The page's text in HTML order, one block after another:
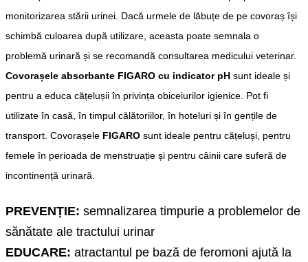
monitorizarea stării urinei. Dacă urmele de lăbuțe de pe covoraș își
schimbă culoarea după utilizare, aceasta poate semnala o
problemă urinară și se recomandă consultarea medicului veterinar.
Covorașele absorbante FIGARO cu indicator pH sunt ideale și
pentru a educa cățelușii în privința obiceiurilor igienice. Pot fi
utilizate în casă, în timpul călătoriilor, în hoteluri și în gențile de
transport. Covorașele FIGARO sunt ideale pentru cățeluși, pentru
femele în perioada de menstruație și pentru câinii care suferă de
incontinență urinară.
PREVENȚIE: semnalizarea timpurie a problemelor de
sănătate ale tractului urinar
EDUCARE: atractantul pe bază de feromoni ajută la